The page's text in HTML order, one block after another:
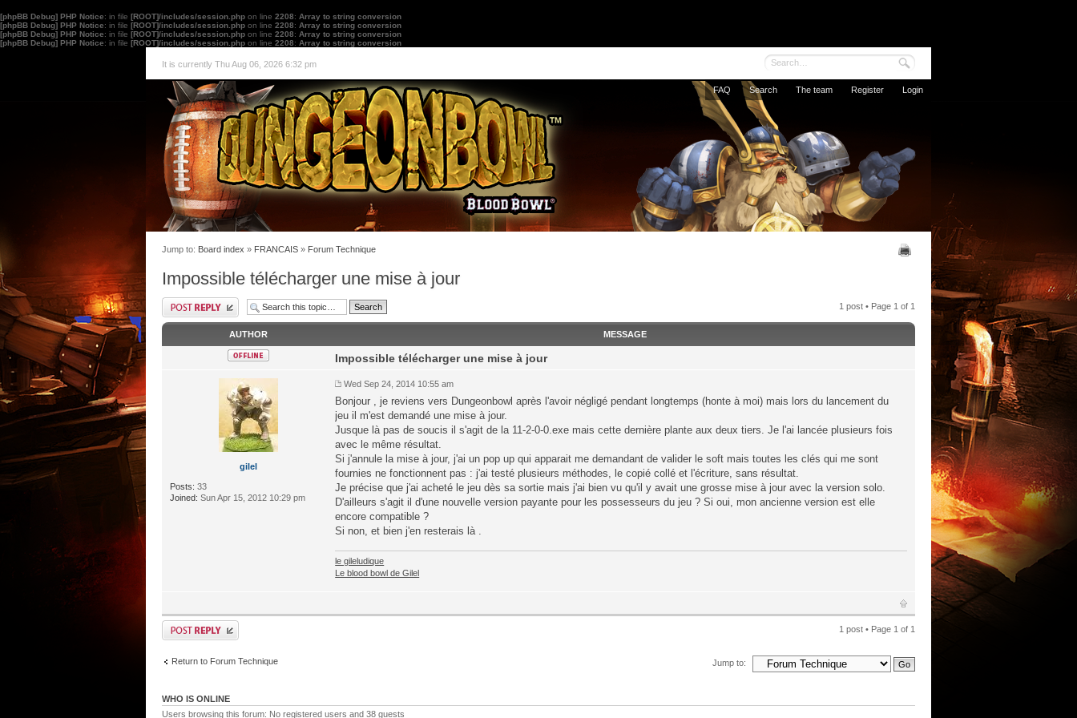
[phpBB Debug] PHP Notice: in file [ROOT]/includes/session.php on line 2208: Array to string conversion
[phpBB Debug] PHP Notice: in file [ROOT]/includes/session.php on line 2208: Array to string conversion
[phpBB Debug] PHP Notice: in file [ROOT]/includes/session.php on line 2208: Array to string conversion
[phpBB Debug] PHP Notice: in file [ROOT]/includes/session.php on line 2208: Array to string conversion
It is currently Thu Aug 06, 2026 6:32 pm
FAQ Search The team Register Login
Jump to: Board index » FRANCAIS » Forum Technique
Impossible télécharger une mise à jour
1 post • Page 1 of 1
AUTHOR MESSAGE
gilel
Posts: 33
Joined: Sun Apr 15, 2012 10:29 pm
Impossible télécharger une mise à jour
Wed Sep 24, 2014 10:55 am
Bonjour , je reviens vers Dungeonbowl après l'avoir négligé pendant longtemps (honte à moi) mais lors du lancement du
jeu il m'est demandé une mise à jour.
Jusque là pas de soucis il s'agit de la 11-2-0-0.exe mais cette dernière plante aux deux tiers. Je l'ai lancée plusieurs fois
avec le même résultat.
Si j'annule la mise à jour, j'ai un pop up qui apparait me demandant de valider le soft mais toutes les clés qui me sont
fournies ne fonctionnent pas : j'ai testé plusieurs méthodes, le copié collé et l'écriture, sans résultat.
Je précise que j'ai acheté le jeu dès sa sortie mais j'ai bien vu qu'il y avait une grosse mise à jour avec la version solo.
D'ailleurs s'agit il d'une nouvelle version payante pour les possesseurs du jeu ? Si oui, mon ancienne version est elle
encore compatible ?
Si non, et bien j'en resterais là .
le gileludique
Le blood bowl de Gilel
1 post • Page 1 of 1
Return to Forum Technique Jump to:
WHO IS ONLINE
Users browsing this forum: No registered users and 38 guests